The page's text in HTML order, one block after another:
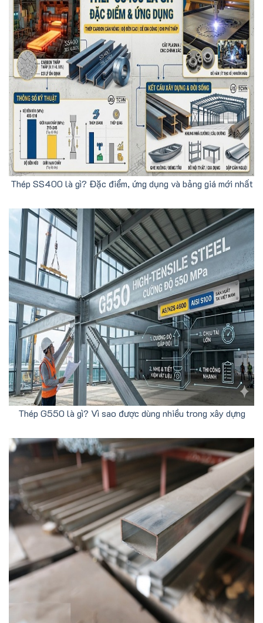
Thép SS400 là gì? Đặc điểm, ứng dụng và bảng giá mới nhất
Thép G550 là gì? Vì sao được dùng nhiều trong xây dựng